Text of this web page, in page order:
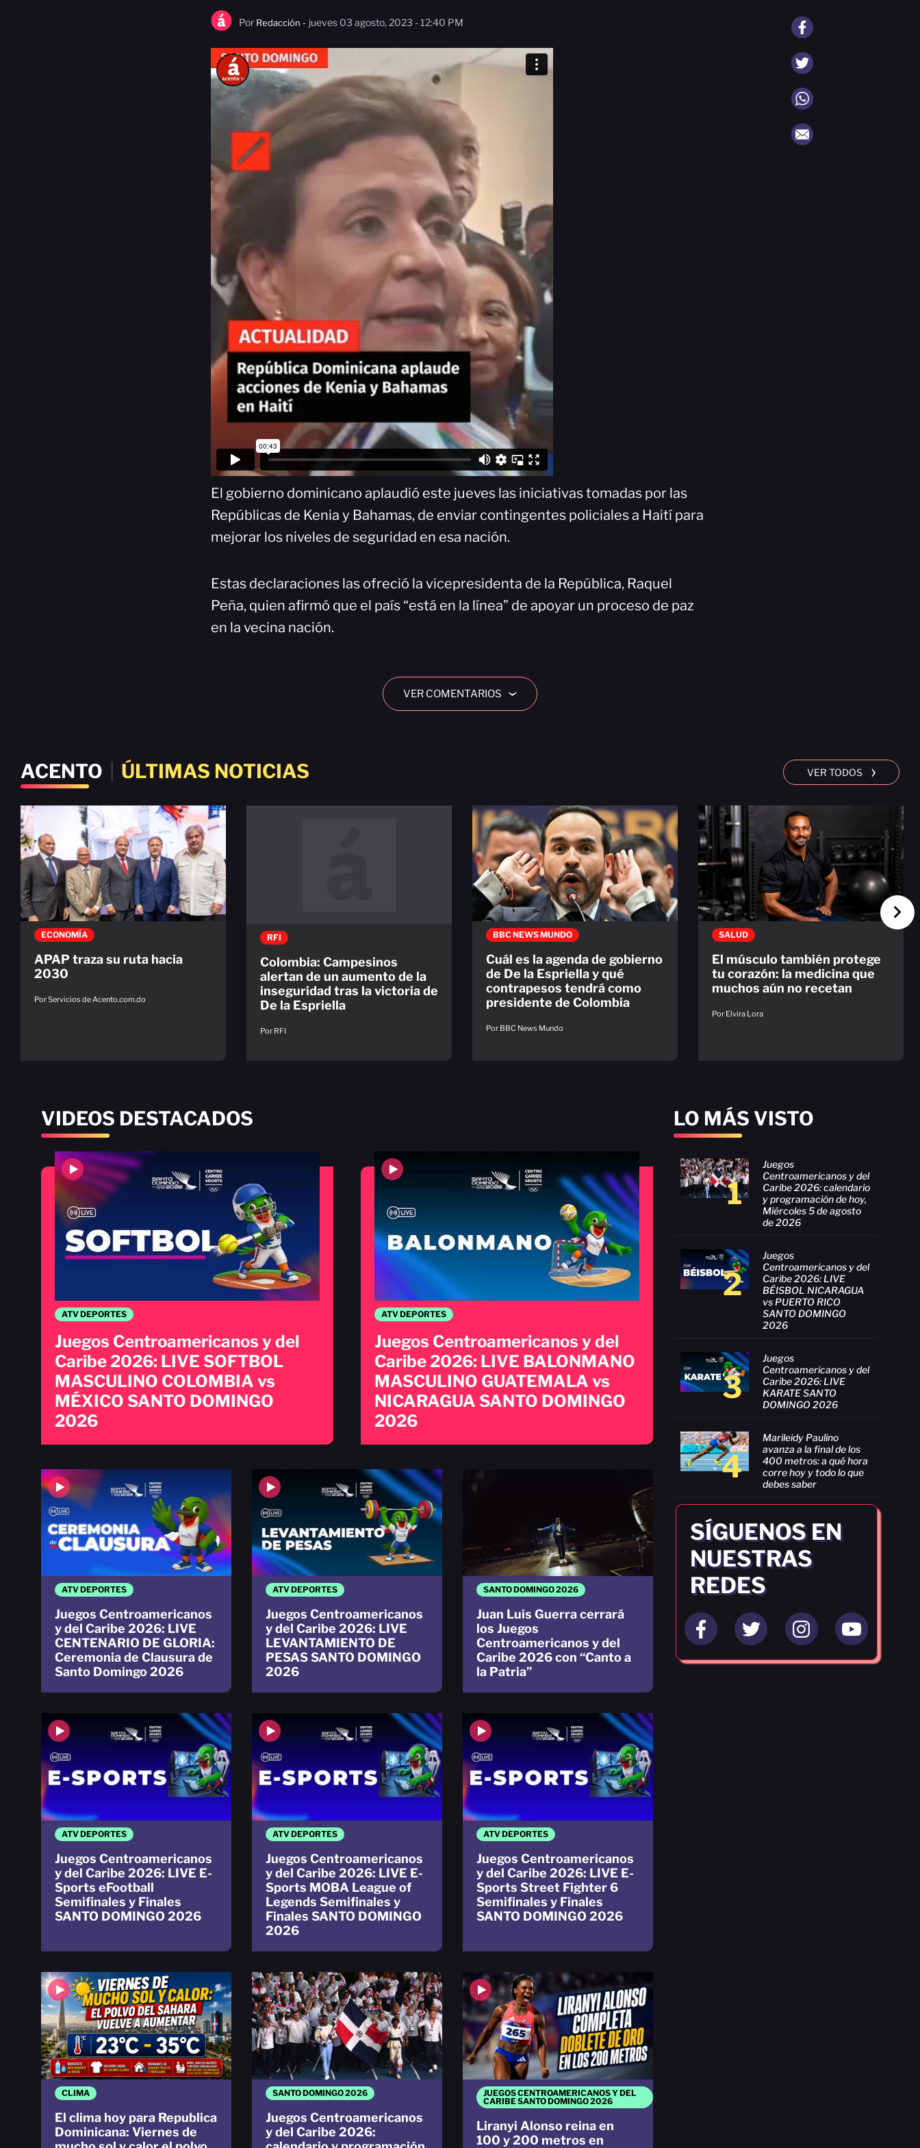
Por Redacción - jueves 03 agosto, 2023 - 12:40 PM
El gobierno dominicano aplaudió este jueves las iniciativas tomadas por las
Repúblicas de Kenia y Bahamas, de enviar contingentes policiales a Haití para
mejorar los niveles de seguridad en esa nación.
Estas declaraciones las ofreció la vicepresidenta de la República, Raquel
Peña, quien afirmó que el país “está en la línea” de apoyar un proceso de paz
en la vecina nación.
VER COMENTARIOS ›
ACENTO ÚLTIMAS NOTICIAS VER TODOS ›
ECONOMÍA
APAP traza su ruta hacia
2030
Por Servicios de Acento.com.do
RFI
Colombia: Campesinos
alertan de un aumento de la
inseguridad tras la victoria de
De la Espriella
Por RFI
BBC NEWS MUNDO
Cuál es la agenda de gobierno
de De la Espriella y qué
contrapesos tendrá como
presidente de Colombia
Por BBC News Mundo
SALUD
El músculo también protege
tu corazón: la medicina que
muchos aún no recetan
Por Elvira Lora
LO MÁS VISTO
1
Juegos
Centroamericanos y del
Caribe 2026: calendario
y programación de hoy,
Miércoles 5 de agosto
de 2026
2
Juegos
Centroamericanos y del
Caribe 2026: LIVE
BÉISBOL NICARAGUA
vs PUERTO RICO
SANTO DOMINGO
2026
3
Juegos
Centroamericanos y del
Caribe 2026: LIVE
KARATE SANTO
DOMINGO 2026
4
Marileidy Paulino
avanza a la final de los
400 metros: a qué hora
corre hoy y todo lo que
debes saber
SÍGUENOS EN
NUESTRAS
REDES
VIDEOS DESTACADOS
ATV DEPORTES
Juegos Centroamericanos y del
Caribe 2026: LIVE SOFTBOL
MASCULINO COLOMBIA vs
MÉXICO SANTO DOMINGO
2026
ATV DEPORTES
Juegos Centroamericanos y del
Caribe 2026: LIVE BALONMANO
MASCULINO GUATEMALA vs
NICARAGUA SANTO DOMINGO
2026
ATV DEPORTES
Juegos Centroamericanos
y del Caribe 2026: LIVE
CENTENARIO DE GLORIA:
Ceremonia de Clausura de
Santo Domingo 2026
ATV DEPORTES
Juegos Centroamericanos
y del Caribe 2026: LIVE
LEVANTAMIENTO DE
PESAS SANTO DOMINGO
2026
SANTO DOMINGO 2026
Juan Luis Guerra cerrará
los Juegos
Centroamericanos y del
Caribe 2026 con “Canto a
la Patria”
ATV DEPORTES
Juegos Centroamericanos
y del Caribe 2026: LIVE E-
Sports eFootball
Semifinales y Finales
SANTO DOMINGO 2026
ATV DEPORTES
Juegos Centroamericanos
y del Caribe 2026: LIVE E-
Sports MOBA League of
Legends Semifinales y
Finales SANTO DOMINGO
2026
ATV DEPORTES
Juegos Centroamericanos
y del Caribe 2026: LIVE E-
Sports Street Fighter 6
Semifinales y Finales
SANTO DOMINGO 2026
CLIMA
El clima hoy para Republica
Dominicana: Viernes de
SANTO DOMINGO 2026
Juegos Centroamericanos
y del Caribe 2026:
JUEGOS CENTROAMERICANOS Y DEL
CARIBE SANTO DOMINGO 2026
Liranyi Alonso reina en
100 y 200 metros en